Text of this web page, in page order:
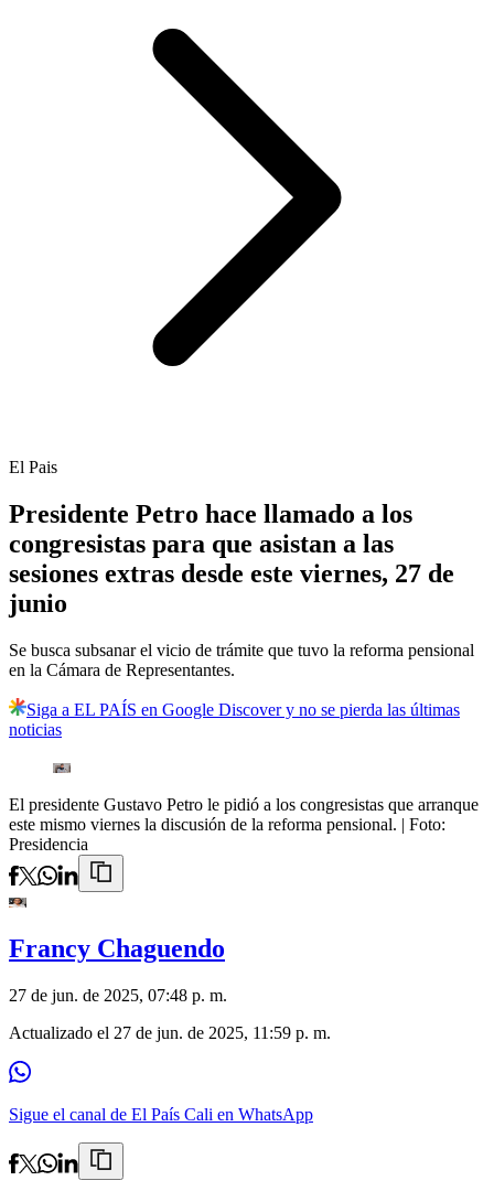
El Pais
Presidente Petro hace llamado a los
congresistas para que asistan a las
sesiones extras desde este viernes, 27 de
junio
Se busca subsanar el vicio de trámite que tuvo la reforma pensional
en la Cámara de Representantes.
Siga a EL PAÍS en Google Discover y no se pierda las últimas
noticias
El presidente Gustavo Petro le pidió a los congresistas que arranque
este mismo viernes la discusión de la reforma pensional. | Foto:
Presidencia
Francy Chaguendo
27 de jun. de 2025, 07:48 p. m.
Actualizado el 27 de jun. de 2025, 11:59 p. m.
Sigue el canal de El País Cali en WhatsApp